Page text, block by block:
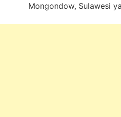
Mongondow, Sulawesi